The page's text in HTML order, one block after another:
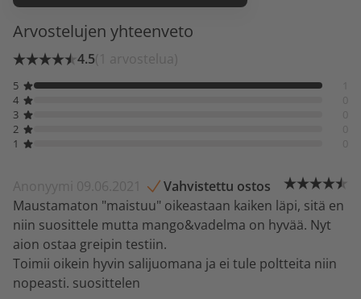
Arvostelujen yhteenveto
4.5(1 arvostelua)
5
4
3
2
1
Anonyymi 09.06.2021
Vahvistettu ostos
Maustamaton "maistuu" oikeastaan kaiken läpi, sitä en
niin suosittele mutta mango&vadelma on hyvää. Nyt
aion ostaa greipin testiin.
Toimii oikein hyvin salijuomana ja ei tule poltteita niin
nopeasti. suosittelen